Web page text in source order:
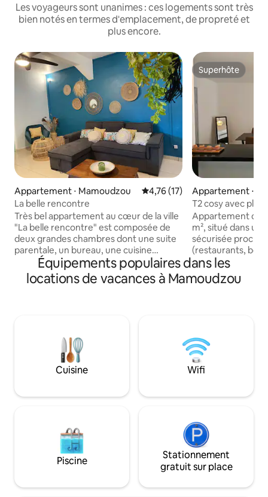
Les voyageurs sont unanimes : ces logements sont très
bien notés en termes d'emplacement, de propreté et
plus encore.
Appartement ⋅ Mamoudzou Évaluation moyenne sur la
4,76 (17)
La belle rencontre
Très bel appartement au cœur de la ville
"La belle rencontre" est composée de
deux grandes chambres dont une suite
parentale, un bureau, une cuisine
ouverte sur le salon, une salle de bain et
une salle d’eau, deux wc, une terrasse.
Ventilé et climatisé, de beaux volumes
restaurants à pieds. Equipé d'une cuve
tampon de 750l il n'y a pas de coupure
Superhôte
Superhôte
Appartement ⋅
T2 cosy avec
Appartement
m², situé dans
sécurisée
(restaurants,
commerces). Vous apprécierez ce
logement pour
géographique et
terrasse. Spacieux et bien équipé, il
comprend tout le
sentir comme
Équipements populaires dans les
locations de vacances à Mamoudzou
Cuisine Wifi
Piscine
Stationnement
gratuit sur place